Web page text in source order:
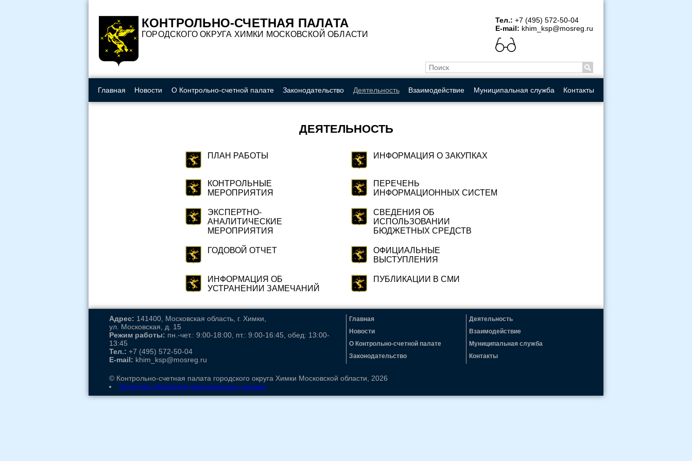
КОНТРОЛЬНО-СЧЕТНАЯ ПАЛАТА
ГОРОДСКОГО ОКРУГА ХИМКИ МОСКОВСКОЙ ОБЛАСТИ
Тел.: +7 (495) 572-50-04
E-mail: khim_ksp@mosreg.ru
Главная Новости О Контрольно-счетной палате Законодательство Деятельность Взаимодействие Муниципальная служба Контакты
ДЕЯТЕЛЬНОСТЬ
ПЛАН РАБОТЫ ИНФОРМАЦИЯ О ЗАКУПКАХ
КОНТРОЛЬНЫЕ
МЕРОПРИЯТИЯ
ПЕРЕЧЕНЬ
ИНФОРМАЦИОННЫХ СИСТЕМ
ЭКСПЕРТНО-
АНАЛИТИЧЕСКИЕ
МЕРОПРИЯТИЯ
СВЕДЕНИЯ ОБ
ИСПОЛЬЗОВАНИИ
БЮДЖЕТНЫХ СРЕДСТВ
ГОДОВОЙ ОТЧЕТ
ОФИЦИАЛЬНЫЕ
ВЫСТУПЛЕНИЯ
ИНФОРМАЦИЯ ОБ
УСТРАНЕНИИ ЗАМЕЧАНИЙ
ПУБЛИКАЦИИ В СМИ
Адрес: 141400, Московская область, г. Химки,
ул. Московская, д. 15
Режим работы: пн.-чет.: 9:00-18:00, пт.: 9:00-16:45, обед: 13:00-
13:45
Тел.: +7 (495) 572-50-04
E-mail: khim_ksp@mosreg.ru
Главная
Новости
О Контрольно-счетной палате
Законодательство
Деятельность
Взаимодействие
Муниципальная служба
Контакты
© Контрольно-счетная палата городского округа Химки Московской области, 2026
Политика обработки персональных данных